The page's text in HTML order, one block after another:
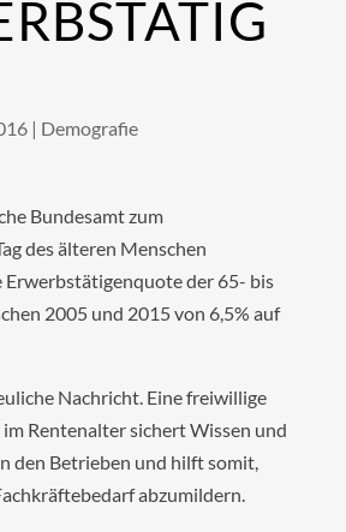
| Demografie
Bundesamt zum
des älteren Menschen
Erwerbstätigenquote der 65- bis
2005 und 2015 von 6,5% auf
Nachricht. Eine freiwillige
Rentenalter sichert Wissen und
den Betrieben und hilft somit,
abzumildern.